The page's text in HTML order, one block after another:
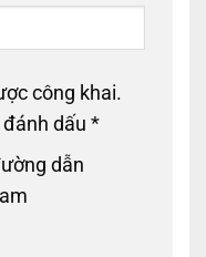
công khai.
dấu *
dẫn